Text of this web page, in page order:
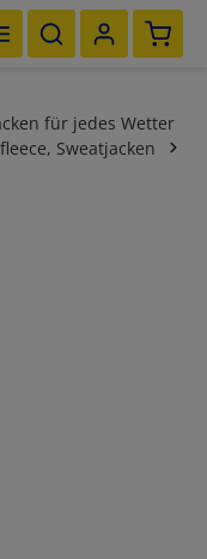
für jedes Wetter
Sweatjacken